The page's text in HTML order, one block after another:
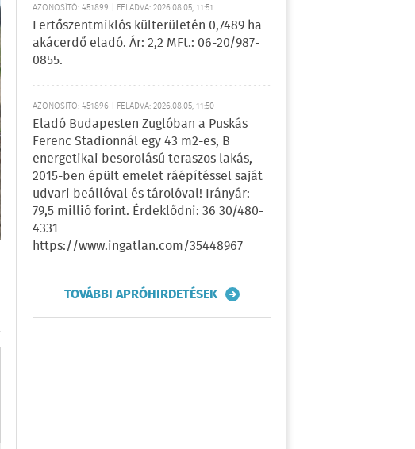
AZONOSÍTÓ: 451899 | FELADVA: 2026.08.05, 11:51
Fertőszentmiklós külterületén 0,7489 ha
akácerdő eladó. Ár: 2,2 MFt.: 06-20/987-
0855.
AZONOSÍTÓ: 451896 | FELADVA: 2026.08.05, 11:50
Eladó Budapesten Zuglóban a Puskás
Ferenc Stadionnál egy 43 m2-es, B
energetikai besorolású teraszos lakás,
2015-ben épült emelet ráépítéssel saját
udvari beállóval és tárolóval! Irányár:
79,5 millió forint. Érdeklődni: 36 30/480-
4331
https://www.ingatlan.com/35448967
TOVÁBBI APRÓHIRDETÉSEK